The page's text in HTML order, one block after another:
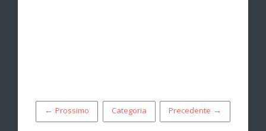
← Prossimo Categoria Precedente →